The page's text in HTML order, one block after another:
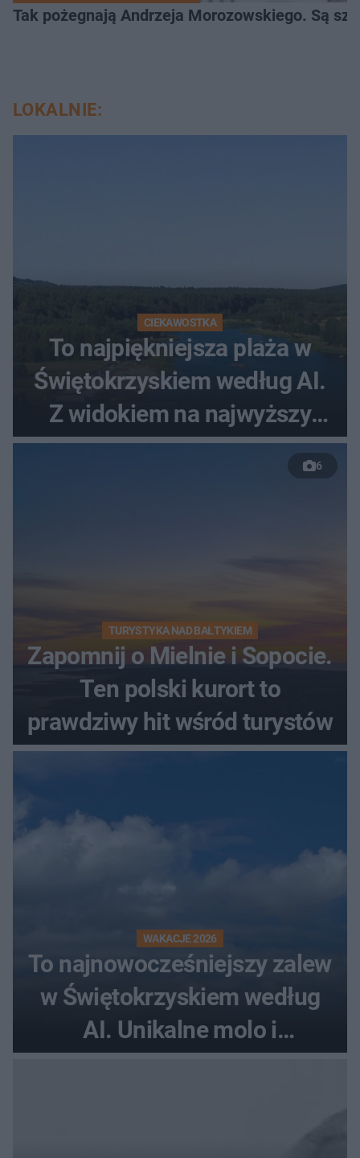
Tak pożegnają Andrzeja Morozowskiego. Są
LOKALNIE:
CIEKAWOSTKA
To najpiękniejsza plaża w
Świętokrzyskiem według AI.
Z widokiem na najwyższy
szczyt Gór Świętokrzyskich
6
TURYSTYKA NAD BAŁTYKIEM
Zapomnij o Mielnie i Sopocie.
Ten polski kurort to
prawdziwy hit wśród turystów
WAKACJE 2026
To najnowocześniejszy zalew
w Świętokrzyskiem według
AI. Unikalne molo i
promenada